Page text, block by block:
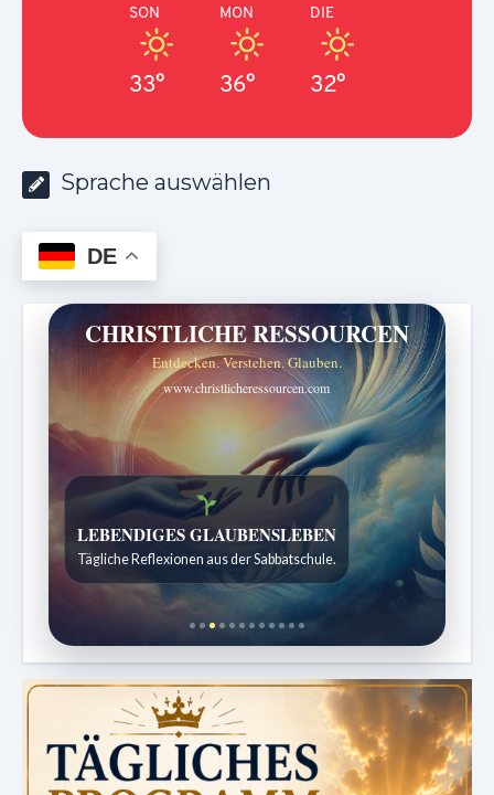
SON
33°
MON
36°
DIE
32°
Sprache auswählen
DE
CHRISTLICHE RESSOURCEN
Entdecken. Verstehen. Glauben.
www.christlicheressourcen.com
Bibelgeschichten zum Staunen
Kindergeschichten für 7 bis 12 Jahre.